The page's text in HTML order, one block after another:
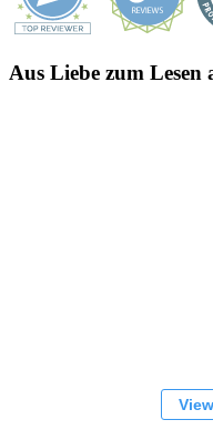
Aus Liebe zum Lesen